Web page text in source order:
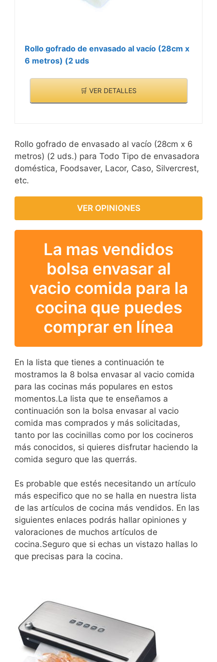
Rollo gofrado de envasado al vacío (28cm x
6 metros) (2 uds
🛒 VER DETALLES
Rollo gofrado de envasado al vacío (28cm x 6
metros) (2 uds.) para Todo Tipo de envasadora
doméstica, Foodsaver, Lacor, Caso, Silvercrest,
etc.
VER OPINIONES
La mas vendidos
bolsa envasar al
vacio comida para la
cocina que puedes
comprar en línea
En la lista que tienes a continuación te
mostramos la 8 bolsa envasar al vacio comida
para las cocinas más populares en estos
momentos.La lista que te enseñamos a
continuación son la bolsa envasar al vacio
comida mas comprados y más solicitadas,
tanto por las cocinillas como por los cocineros
más conocidos, si quieres disfrutar haciendo la
comida seguro que las querrás.
Es probable que estés necesitando un artículo
más especifico que no se halla en nuestra lista
de las artículos de cocina más vendidos. En las
siguientes enlaces podrás hallar opiniones y
valoraciones de muchos artículos de
cocina.Seguro que si echas un vistazo hallas lo
que precisas para la cocina.